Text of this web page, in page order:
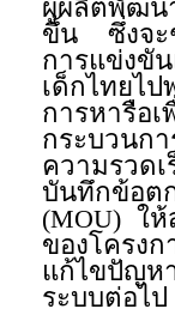
ผู้ผลิตพัฒน
ขึ้น ซึ่งจะ
การแข่งขั
เด็กไทยไ
การหารือ
กระบวนก
ความรวด
บันทึกข้อต
(MOU) ให้
ของโครง
แก้ไขปัญห
ระบบต่อไป